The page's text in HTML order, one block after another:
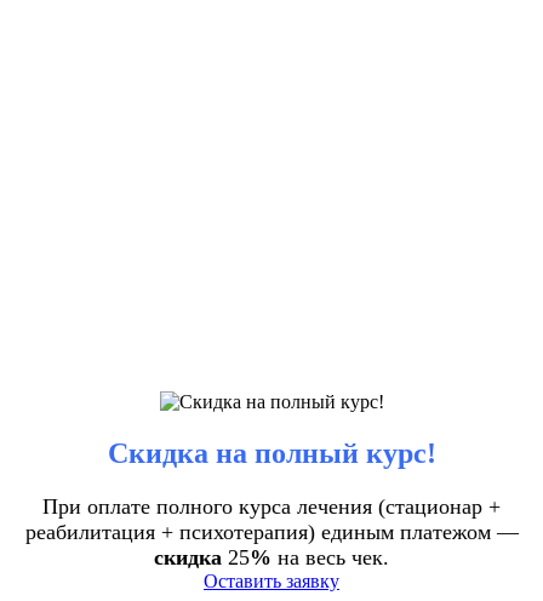
Скидка на полный курс!
При оплате полного курса лечения (стационар +
реабилитация + психотерапия) единым платежом —
скидка 25% на весь чек.
Оставить заявку